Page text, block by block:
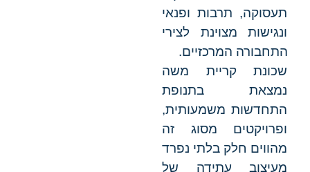
תעסוקה, תרבות ופנאי
ונגישות מצוינת לצירי
התחבורה המרכזיים.
שכונת קריית משה
נמצאת בתנופת
התחדשות משמעותית,
ופרויקטים מסוג זה
מהווים חלק בלתי נפרד
מעיצוב עתידה של